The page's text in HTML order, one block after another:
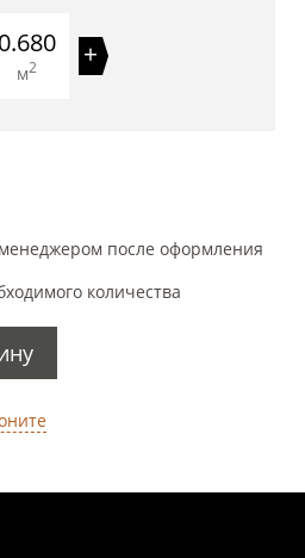
0.680
м2 +
после оформления
количества